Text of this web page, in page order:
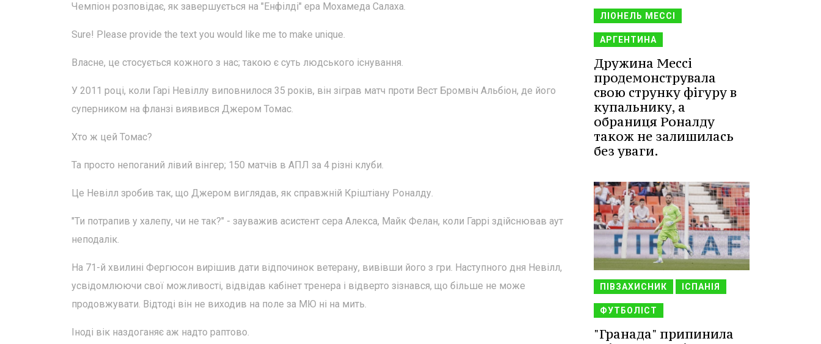
Чемпіон розповідає, як завершується на "Енфілді" ера Мохамеда Салаха.
Sure! Please provide the text you would like me to make unique.
Власне, це стосується кожного з нас; такою є суть людського існування.
У 2011 році, коли Гарі Невіллу виповнилося 35 років, він зіграв матч проти Вест Бромвіч Альбіон, де його
суперником на фланзі виявився Джером Томас.
Хто ж цей Томас?
Та просто непоганий лівий вінгер; 150 матчів в АПЛ за 4 різні клуби.
Це Невілл зробив так, що Джером виглядав, як справжній Кріштіану Роналду.
"Ти потрапив у халепу, чи не так?" - зауважив асистент сера Алекса, Майк Фелан, коли Гаррі здійснював аут
неподалік.
На 71-й хвилині Фергюсон вирішив дати відпочинок ветерану, вивівши його з гри. Наступного дня Невілл,
усвідомлюючи свої можливості, відвідав кабінет тренера і відверто зізнався, що більше не може
продовжувати. Відтоді він не виходив на поле за МЮ ні на мить.
Іноді вік наздоганяє аж надто раптово.
ЛІОНЕЛЬ МЕССІ
АРГЕНТИНА
Дружина Мессі
продемонструвала
свою струнку фігуру в
купальнику, а
обраниця Роналду
також не залишилась
без уваги.
ПІВЗАХИСНИК ІСПАНІЯ
ФУТБОЛІСТ
"Гранада" припинила